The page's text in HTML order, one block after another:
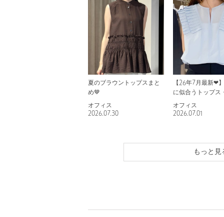
夏のブラウントップスまと
め🤎
オフィス
2026.07.30
【26年7月最新❤︎
に似合うトップス
オフィス
2026.07.01
もっと見